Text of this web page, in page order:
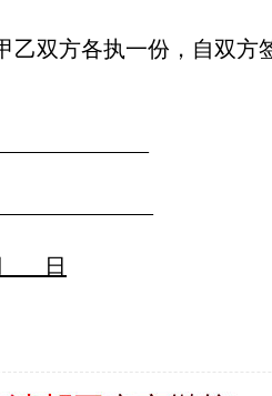
乙双方各执一份，自双方
日